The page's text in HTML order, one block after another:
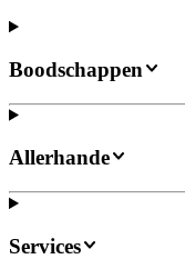
Boodschappen
Allerhande
Services